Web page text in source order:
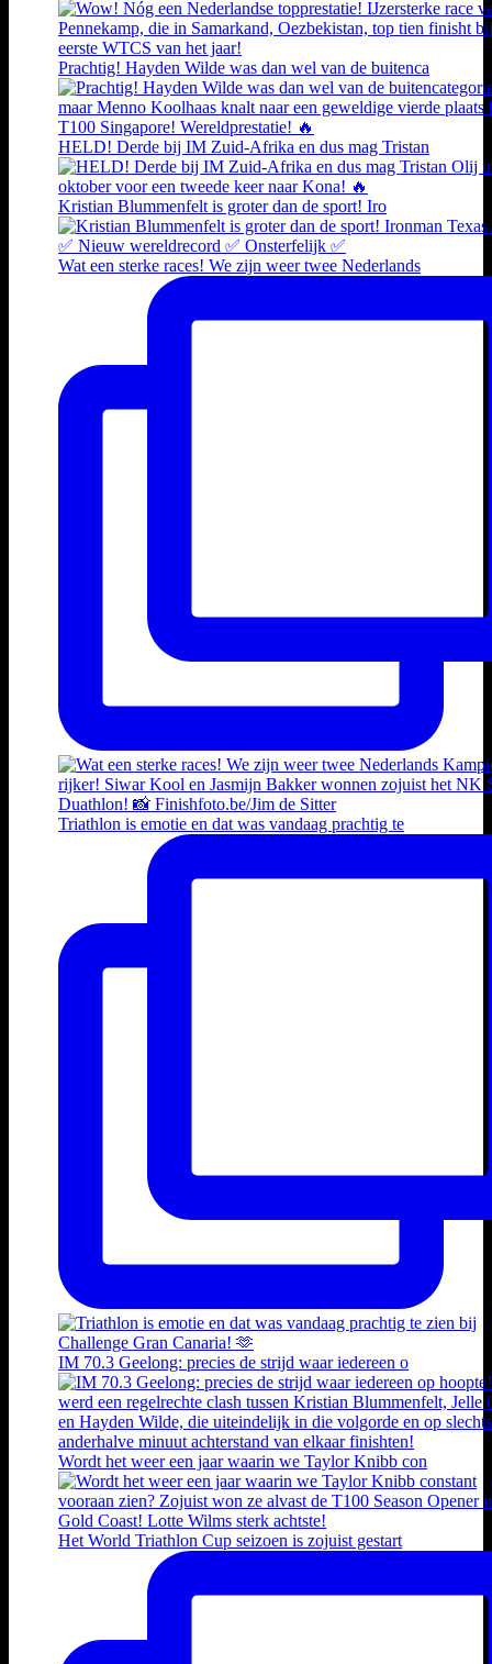
Prachtig! Hayden Wilde was dan wel van de buitenca
HELD! Derde bij IM Zuid-Afrika en dus mag Tristan
Kristian Blummenfelt is groter dan de sport! Iro
Wat een sterke races! We zijn weer twee Nederlands
Triathlon is emotie en dat was vandaag prachtig te
IM 70.3 Geelong: precies de strijd waar iedereen o
Wordt het weer een jaar waarin we Taylor Knibb con
Het World Triathlon Cup seizoen is zojuist gestart